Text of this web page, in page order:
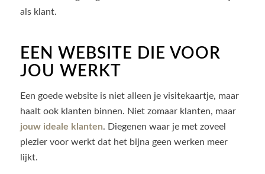
als klant.
EEN WEBSITE DIE VOOR
JOU WERKT
Een goede website is niet alleen je visitekaartje, maar
haalt ook klanten binnen. Niet zomaar klanten, maar
jouw ideale klanten. Diegenen waar je met zoveel
plezier voor werkt dat het bijna geen werken meer
lijkt.